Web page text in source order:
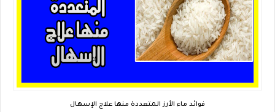
فوائد ماء الأرز المتعددة منها علاج الإسهال